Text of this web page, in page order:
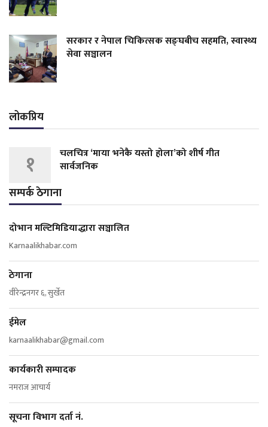
सरकार र नेपाल चिकित्सक सङ्घबीच सहमति, स्वास्थ्य
सेवा सञ्चालन
लोकप्रिय
१
चलचित्र ‘माया भनेकै यस्तो होला’को शीर्ष गीत
सार्वजनिक
सम्पर्क ठेगाना
दोभान मल्टिमिडियाद्धारा सञ्चालित
Karnaalikhabar.com
ठेगाना
वीरेन्द्रनगर ६, सुर्खेत
ईमेल
karnaalikhabar@gmail.com
कार्यकारी सम्पादक
नमराज आचार्य
सूचना विभाग दर्ता नं.